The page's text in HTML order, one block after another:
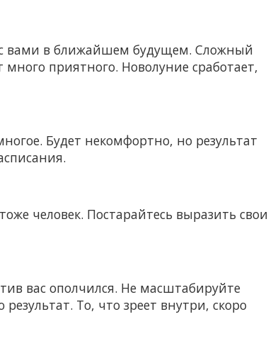
с вами в ближайшем будущем. Сложный
приятного. Новолуние сработает,
Будет некомфортно, но результат
человек. Постарайтесь выразить свои
вас ополчился. Не масштабируйте
То, что зреет внутри, скоро